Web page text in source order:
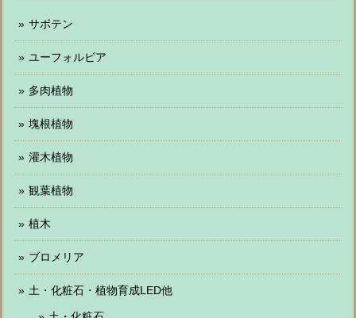
サボテン
ユーフォルビア
多肉植物
塊根植物
灌木植物
観葉植物
植木
ブロメリア
土・化粧石・植物育成LED他